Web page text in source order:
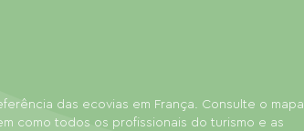
das ecovias em França. Consulte o mapa
como todos os profissionais do turismo e as